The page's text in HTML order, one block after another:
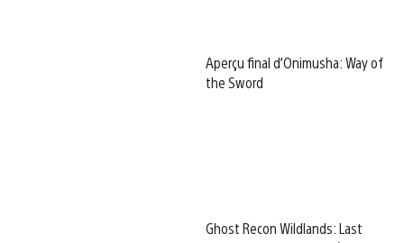
Aperçu final d’Onimusha: Way of
the Sword
Ghost Recon Wildlands: Last